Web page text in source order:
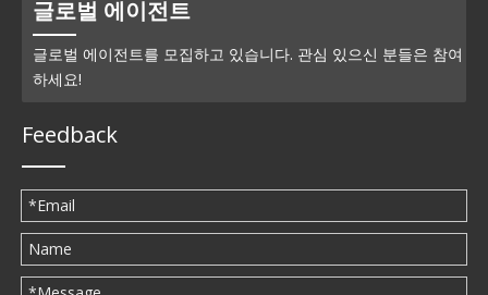
글로벌 에이전트
글로벌 에이전트를 모집하고 있습니다. 관심 있으신 분들은 참여
하세요!
Feedback